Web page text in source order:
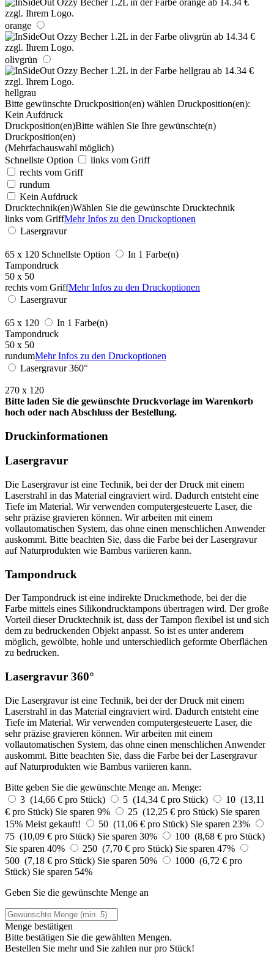
orange
olivgrün
hellgrau
Bitte gewünschte Druckposition(en) wählen Druckposition(en):
Kein Aufdruck
Druckposition(en)Bitte wählen Sie Ihre gewünschte(n)
Druckposition(en)
(Mehrfachauswahl möglich)
Schnellste Option
links vom Griff
rechts vom Griff
rundum
Kein Aufdruck
Drucktechnik(en)Wählen Sie die gewünschte Drucktechnik
links vom GriffMehr Infos zu den Druckoptionen
Lasergravur
65 x 120 Schnellste Option
In 1 Farbe(n)
Tampondruck
50 x 50
rechts vom GriffMehr Infos zu den Druckoptionen
Lasergravur
65 x 120
In 1 Farbe(n)
Tampondruck
50 x 50
rundumMehr Infos zu den Druckoptionen
Lasergravur 360°
270 x 120
Bitte laden Sie die gewünschte Druckvorlage im Warenkorb
hoch oder nach Abschluss der Bestellung.
Druckinformationen
Lasergravur
Die Lasergravur ist eine Technik, bei der der Druck mit einem
Laserstrahl in das Material eingraviert wird. Dadurch entsteht eine
Tiefe im Material. Wir verwenden computergesteuerte Laser, die
sehr präzise gravieren können. Wir arbeiten mit einem
vollautomatischen System, das ohne einen menschlichen Anwender
auskommt. Bitte beachten Sie, dass die Farbe bei der Lasergravur
auf Naturprodukten wie Bambus variieren kann.
Tampondruck
Der Tampondruck ist eine indirekte Druckmethode, bei der die
Farbe mittels eines Silikondrucktampons übertragen wird. Der große
Vorteil dieser Drucktechnik ist, dass der Tampon flexibel ist und sich
dem zu bedruckenden Objekt anpasst. So ist es unter anderem
möglich, gewölbte, hohle und unterschiedlich geformte Oberflächen
zu bedrucken.
Lasergravur 360°
Die Lasergravur ist eine Technik, bei der der Druck mit einem
Laserstrahl in das Material eingraviert wird. Dadurch entsteht eine
Tiefe im Material. Wir verwenden computergesteuerte Laser, die
sehr präzise gravieren können. Wir arbeiten mit einem
vollautomatischen System, das ohne einen menschlichen Anwender
auskommt. Bitte beachten Sie, dass die Farbe bei der Lasergravur
auf Naturprodukten wie Bambus variieren kann.
Bitte geben Sie die gewünschte Menge an. Menge:
3 (14,66 € pro Stück)
5 (14,34 € pro Stück)
10 (13,11
€ pro Stück) Sie sparen 9% 25 (12,25 € pro Stück) Sie sparen
15% Meist gekauft! 50 (11,06 € pro Stück) Sie sparen 23%
75 (10,09 € pro Stück) Sie sparen 30%
100 (8,68 € pro Stück)
Sie sparen 40%
250 (7,70 € pro Stück) Sie sparen 47%
500 (7,18 € pro Stück) Sie sparen 50%
1000 (6,72 € pro
Stück) Sie sparen 54%
Geben Sie die gewünschte Menge an
Menge bestätigen
Bitte bestätigen Sie die gewählten Mengen.
Bestellen Sie mehr und Sie zahlen nurpro Stück!